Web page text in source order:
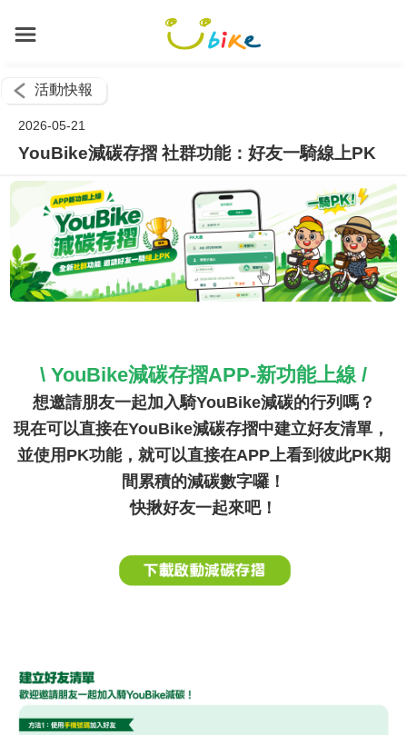
活動快報
2026-05-21
YouBike減碳存摺 社群功能：好友一騎線上PK
\ YouBike減碳存摺APP-新功能上線 /
想邀請朋友一起加入騎YouBike減碳的行列嗎？
現在可以直接在YouBike減碳存摺中建立好友清單，
並使用PK功能，就可以直接在APP上看到彼此PK期
間累積的減碳數字囉！
快揪好友一起來吧！